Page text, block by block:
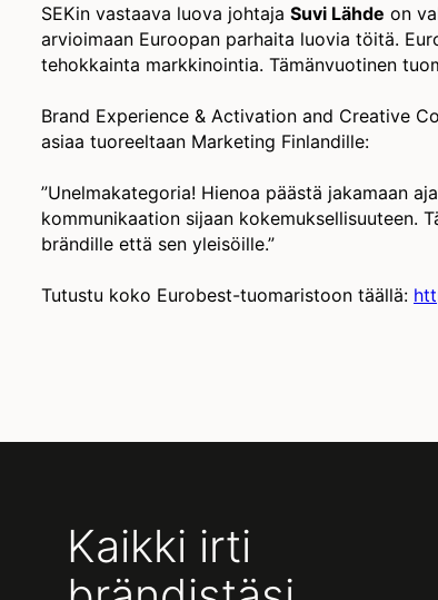
SEKin vastaava luova johtaja Suvi Lähde on
arvioimaan Euroopan parhaita luovia töitä.
tehokkainta markkinointia. Tämänvuotinen
Brand Experience & Activation and Creative
asiaa tuoreeltaan Marketing Finlandille:
”Unelmakategoria! Hienoa päästä jakamaan
kommunikaation sijaan kokemuksellisuuteen.
brändille että sen yleisöille.”
Tutustu koko Eurobest-tuomaristoon täällä:
Kaikki irti